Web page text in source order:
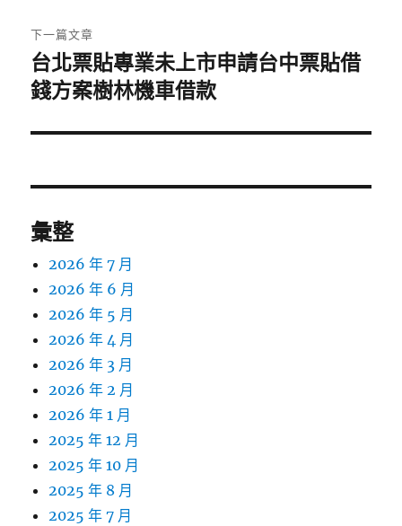
章:
下一篇文章
下
一
文
台北票貼專業未上市申請台中票貼借
錢方案樹林機車借款
彙整
2026 年 7 月
2026 年 6 月
2026 年 5 月
2026 年 4 月
2026 年 3 月
2026 年 2 月
2026 年 1 月
2025 年 12 月
2025 年 10 月
2025 年 8 月
2025 年 7 月